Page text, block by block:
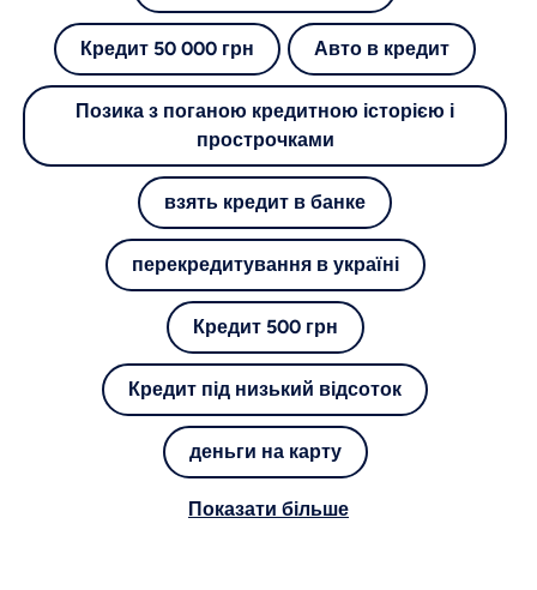
Кредит 50 000 грн Авто в кредит
Позика з поганою кредитною історією і
прострочками
взять кредит в банке
перекредитування в україні
Кредит 500 грн
Кредит під низький відсоток
деньги на карту
Показати більше